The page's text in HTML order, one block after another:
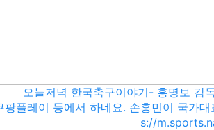
오늘저녁 한국축구이야기- 홍명보 감
팡플레이 등에서 하네요. 손흥민이 국
s://